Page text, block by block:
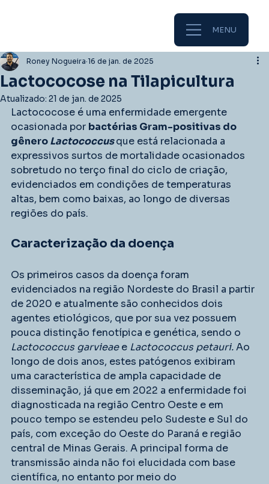
MENU
Lactococose na Tilapicultura
Roney Nogueira 16 de jan. de 2025
Atualizado: 21 de jan. de 2025
Lactococose é uma enfermidade emergente
ocasionada por bactérias Gram-positivas do
gênero Lactococcus que está relacionada a
expressivos surtos de mortalidade ocasionados
sobretudo no terço final do ciclo de criação,
evidenciados em condições de temperaturas
altas, bem como baixas, ao longo de diversas
regiões do país.
Caracterização da doença
Os primeiros casos da doença foram
evidenciados na região Nordeste do Brasil a partir
de 2020 e atualmente são conhecidos dois
agentes etiológicos, que por sua vez possuem
pouca distinção fenotípica e genética, sendo o
Lactococcus garvieae e Lactococcus petauri. Ao
longo de dois anos, estes patógenos exibiram
uma característica de ampla capacidade de
disseminação, já que em 2022 a enfermidade foi
diagnosticada na região Centro Oeste e em
pouco tempo se estendeu pelo Sudeste e Sul do
país, com exceção do Oeste do Paraná e região
central de Minas Gerais. A principal forma de
transmissão ainda não foi elucidada com base
científica, no entanto por meio do